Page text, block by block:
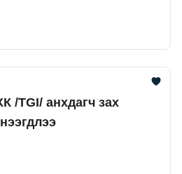
/TGI/ анхдагч зах